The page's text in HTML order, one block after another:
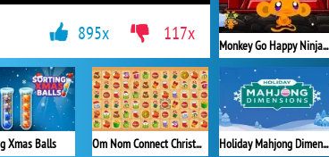
Monkey Go Happy Ninjas 3
Holiday Mahjong Dimensions
Xmas Balls Om Nom Connect Christmas
895x 117x